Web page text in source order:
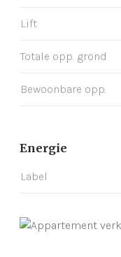
Lift
Totale opp. grond
Bewoonbare opp.
Energie
Label